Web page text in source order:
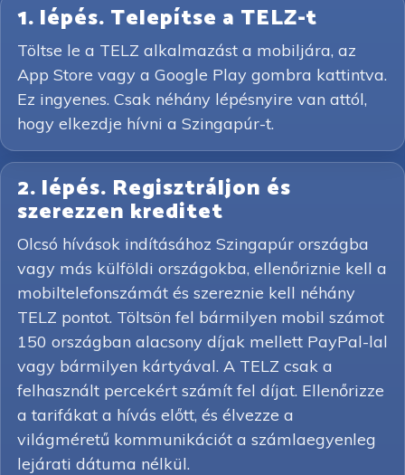
1. lépés. Telepítse a TELZ-t
Töltse le a TELZ alkalmazást a mobiljára, az
App Store vagy a Google Play gombra kattintva.
Ez ingyenes. Csak néhány lépésnyire van attól,
hogy elkezdje hívni a Szingapúr-t.
2. lépés. Regisztráljon és
szerezzen kreditet
Olcsó hívások indításához Szingapúr országba
vagy más külföldi országokba, ellenőriznie kell a
mobiltelefonszámát és szereznie kell néhány
TELZ pontot. Töltsön fel bármilyen mobil számot
150 országban alacsony díjak mellett PayPal-lal
vagy bármilyen kártyával. A TELZ csak a
felhasznált percekért számít fel díjat. Ellenőrizze
a tarifákat a hívás előtt, és élvezze a
világméretű kommunikációt a számlaegyenleg
lejárati dátuma nélkül.